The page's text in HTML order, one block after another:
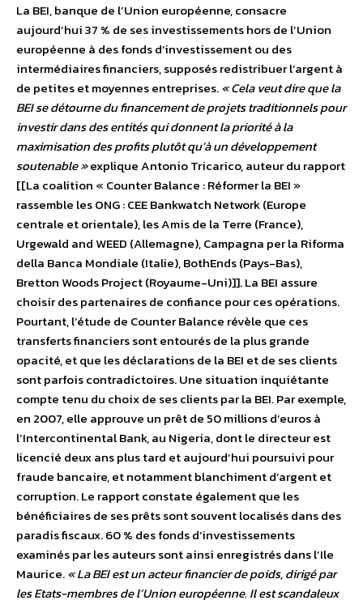
La BEI, banque de l’Union européenne, consacre
aujourd’hui 37 % de ses investissements hors de l’Union
européenne à des fonds d’investissement ou des
intermédiaires financiers, supposés redistribuer l’argent à
de petites et moyennes entreprises.« Cela veut dire que la
BEI se détourne du financement de projets traditionnels pour
investir dans des entités qui donnent la priorité à la
maximisation des profits plutôt qu’à un développement
soutenable »explique Antonio Tricarico, auteur du rapport
[[La coalition « Counter Balance : Réformer la BEI »
rassemble les ONG : CEE Bankwatch Network (Europe
centrale et orientale), les Amis de la Terre (France),
Urgewald and WEED (Allemagne), Campagna per la Riforma
della Banca Mondiale (Italie), BothEnds (Pays-Bas),
Bretton Woods Project (Royaume-Uni)]]. La BEI assure
choisir des partenaires de confiance pour ces opérations.
Pourtant, l’étude de Counter Balance révèle que ces
transferts financiers sont entourés de la plus grande
opacité, et que les déclarations de la BEI et de ses clients
sont parfois contradictoires. Une situation inquiétante
compte tenu du choix de ses clients par la BEI. Par exemple,
en 2007, elle approuve un prêt de 50 millions d’euros à
l’Intercontinental Bank, au Nigeria, dont le directeur est
licencié deux ans plus tard et aujourd’hui poursuivi pour
fraude bancaire, et notamment blanchiment d’argent et
corruption. Le rapport constate également que les
bénéficiaires de ses prêts sont souvent localisés dans des
paradis fiscaux. 60 % des fonds d’investissements
examinés par les auteurs sont ainsi enregistrés dans l’Ile
Maurice.« La BEI est un acteur financier de poids, dirigé par
les Etats-membres de l’Union européenne. Il est scandaleux